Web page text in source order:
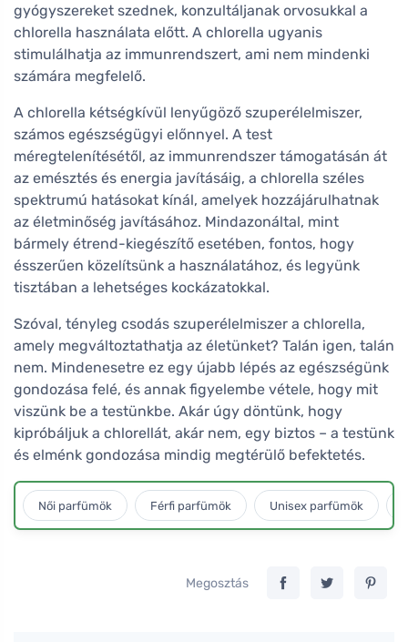
gyógyszereket szednek, konzultáljanak orvosukkal a
chlorella használata előtt. A chlorella ugyanis
stimulálhatja az immunrendszert, ami nem mindenki
számára megfelelő.
A chlorella kétségkívül lenyűgöző szuperélelmiszer,
számos egészségügyi előnnyel. A test
méregtelenítésétől, az immunrendszer támogatásán át
az emésztés és energia javításáig, a chlorella széles
spektrumú hatásokat kínál, amelyek hozzájárulhatnak
az életminőség javításához. Mindazonáltal, mint
bármely étrend-kiegészítő esetében, fontos, hogy
ésszerűen közelítsünk a használatához, és legyünk
tisztában a lehetséges kockázatokkal.
Szóval, tényleg csodás szuperélelmiszer a chlorella,
amely megváltoztathatja az életünket? Talán igen, talán
nem. Mindenesetre ez egy újabb lépés az egészségünk
gondozása felé, és annak figyelembe vétele, hogy mit
viszünk be a testünkbe. Akár úgy döntünk, hogy
kipróbáljuk a chlorellát, akár nem, egy biztos – a testünk
és elménk gondozása mindig megtérülő befektetés.
Női parfümök Férfi parfümök Unisex parfümök
Megosztás